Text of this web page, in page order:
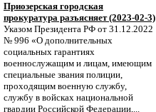
Приозерская городская
прокуратура разъясняет (2023-02-3)
Указом Президента РФ от 31.12.2022
№ 996 «О дополнительных
социальных гарантиях
военнослужащим и лицам, имеющим
специальные звания полиции,
проходящим военную службу,
службу в войсках национальной
гвардии Российской Федерации,...